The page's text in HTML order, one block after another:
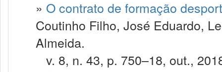
» O contrato de formação
Coutinho Filho, José Eduardo,
Almeida.
v. 8, n. 43, p. 750–18, out.,